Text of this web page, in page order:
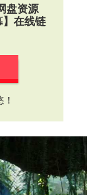
盘资源
】在线链